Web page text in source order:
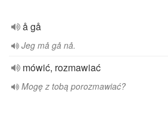
å gå
Jeg må gå nå.
mówić, rozmawiać
Mogę z tobą porozmawiać?